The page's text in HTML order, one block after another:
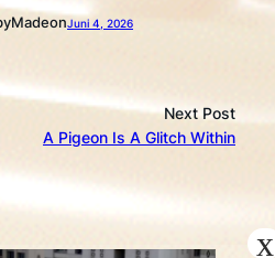
MadeonJuni 4, 2026
Next Post
A Pigeon Is A Glitch Within